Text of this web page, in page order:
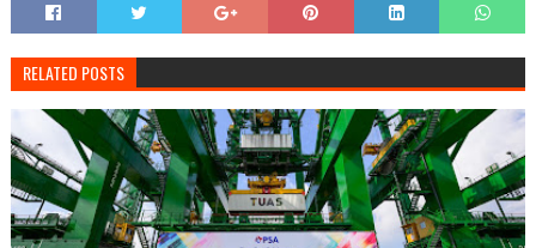
RELATED POSTS